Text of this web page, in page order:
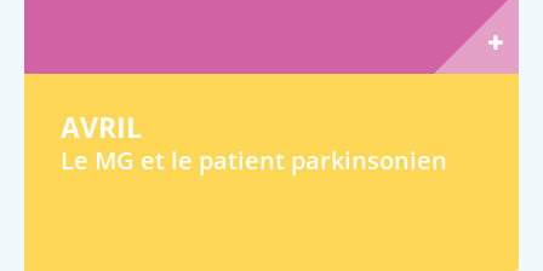
AVRIL
Le MG et le patient parkinsonien